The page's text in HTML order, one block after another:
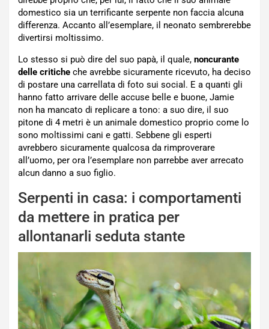
domestico sia un terrificante serpente non faccia alcuna
differenza. Accanto all’esemplare, il neonato sembrerebbe
divertirsi moltissimo.
Lo stesso si può dire del suo papà, il quale, noncurante
delle critiche che avrebbe sicuramente ricevuto, ha deciso
di postare una carrellata di foto sui social. E a quanti gli
hanno fatto arrivare delle accuse belle e buone, Jamie
non ha mancato di replicare a tono: a suo dire, il suo
pitone di 4 metri è un animale domestico proprio come lo
sono moltissimi cani e gatti. Sebbene gli esperti
avrebbero sicuramente qualcosa da rimproverare
all’uomo, per ora l’esemplare non parrebbe aver arrecato
alcun danno a suo figlio.
Serpenti in casa: i comportamenti
da mettere in pratica per
allontanarli seduta stante